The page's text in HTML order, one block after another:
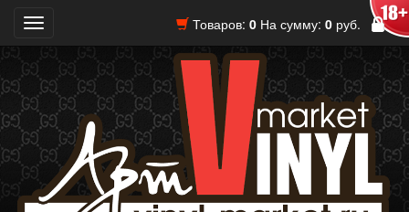
Товаров: 0 На сумму: 0 руб.
Toggle
navigation